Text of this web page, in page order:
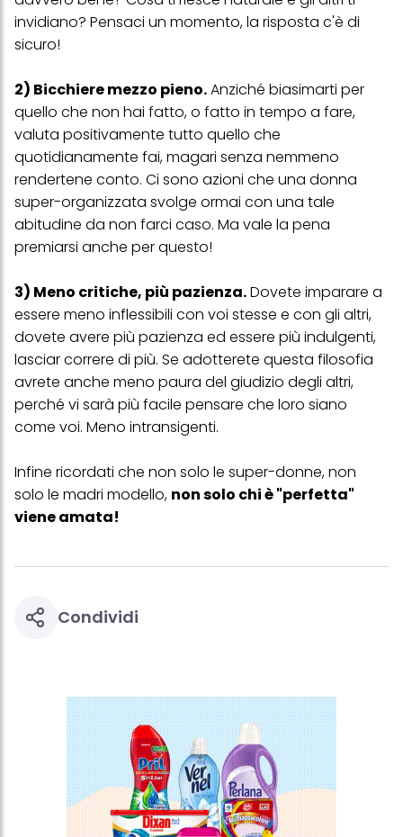
invidiano? Pensaci un momento, la risposta c'è di
sicuro!
2) Bicchiere mezzo pieno.Anziché biasimarti per
quello che non hai fatto, o fatto in tempo a fare,
valuta positivamente tutto quello che
quotidianamente fai, magari senza nemmeno
rendertene conto. Ci sono azioni che una donna
super-organizzata svolge ormai con una tale
abitudine da non farci caso. Ma vale la pena
premiarsi anche per questo!
3) Meno critiche, più pazienza.Dovete imparare a
essere meno inflessibili con voi stesse e con gli altri,
dovete avere più pazienza ed essere più indulgenti,
lasciar correre di più. Se adotterete questa filosofia
avrete anche meno paura del giudizio degli altri,
perché vi sarà più facile pensare che loro siano
come voi. Meno intransigenti.
Infine ricordati che non solo le super-donne, non
solo le madri modello, non solo chi è "perfetta"
viene amata!
Condividi
effetto per il futuro disabilitando i cookie sul nostro sito web nella
sezione "Impostazioni cookie" collegata nel piè di pagina. Per
ulteriori informazioni sui cookie utilizzati su questo sito Web, in
particolare sul loro periodo di conservazione, consultare le
clic su "modifica" di seguito".
Se fai clic su "Modifica" potrai trovare maggiori informazioni sul
trattamento dei tuoi dati / sull'uso dei cookie e consentirli per uno o
più degli scopi sopra menzionati. Cliccando su "Accetta tutto",
acconsenti all'uso dei cookie e al trattamento dei tuoi dati
personali per tutte le finalità sopra indicate. Se fai clic su "Rifiuta",
questo sito web.